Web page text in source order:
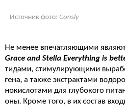
Источник фото: Consly
Не менее впечатляющими
Grace and Stella Everything is
тидами, стимулирующими
гена, а также экстрактами
нокислотами для глубокого
оны. Кроме того, в их состав